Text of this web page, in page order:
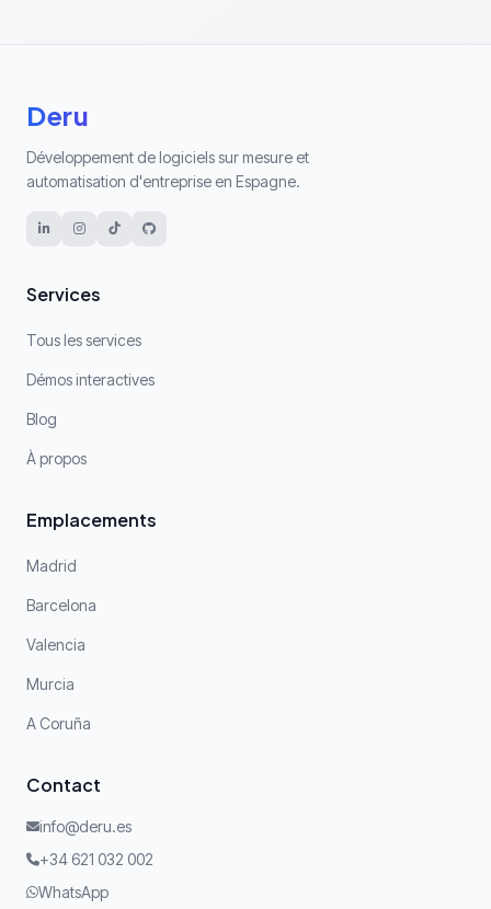
Deru
Développement de logiciels sur mesure et
automatisation d'entreprise en Espagne.
Services
Tous les services
Démos interactives
Blog
À propos
Emplacements
Madrid
Barcelona
Valencia
Murcia
A Coruña
Contact
info@deru.es
+34 621 032 002
WhatsApp